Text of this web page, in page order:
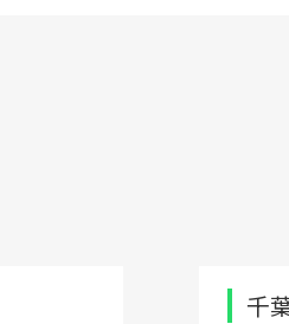
千葉市稲毛区トイ